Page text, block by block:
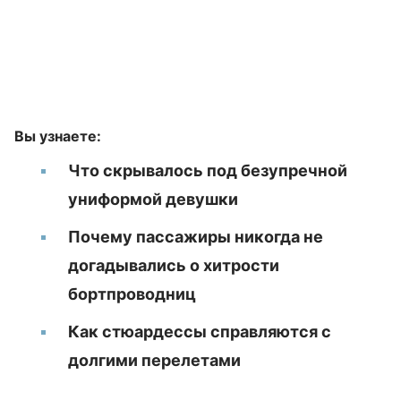
Вы узнаете:
Что скрывалось под безупречной
униформой девушки
Почему пассажиры никогда не
догадывались о хитрости
бортпроводниц
Как стюардессы справляются с
долгими перелетами